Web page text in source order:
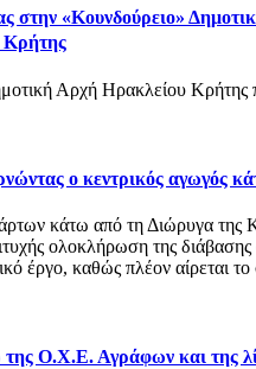
Κρήτης
Αρχή Ηρακλείου
ο κεντρικός αγωγός
κάτω από τη Διώρυγα της
ολοκλήρωση της
καθώς πλέον αίρεται το
της Ο.Χ.Ε. Αγράφων και της
στην «Κουνδούρειο»